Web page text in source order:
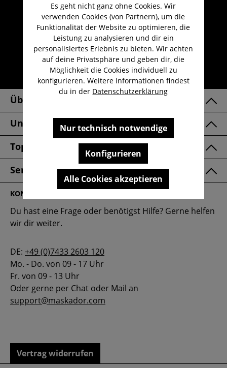
Umfangreicher Kundenservice
Kauf auf Rechnung
Kostenloser Versand ab 29,-€
Lieferzeit 1-3 Werktage
30 Tage kostenlose Retoure
Über Uns
Unsere Marken
Top Kategorien
Service & FAQ
KONTAKT
Du hast eine Frage oder benötigst Hilfe? Gerne helfen
wir dir weiter.
DE: +49 (0)7433 2603 120
Mo. - Do. von 09 - 17 Uhr
Fr. von 09 - 13 Uhr
Oder gerne per Chat oder Mail an
support@maskador.com
Vertrag widerrufen
Es geht nicht ganz ohne Cookies. Wir
verwenden Cookies (von Partnern), um die
Funktionalität der Website zu optimieren, die
Leistung zu analysieren und dir ein
personalisiertes Erlebnis zu bieten. Wir achten
auf deine Privatsphäre und geben dir, die
Möglichkeit die Cookies individuell zu
konfigurieren. Weitere Informationen findest
du in der Datenschutzerklärung
Nur technisch notwendige
Konfigurieren
Alle Cookies akzeptieren